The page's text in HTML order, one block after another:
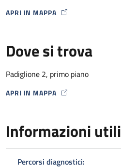
APRI IN MAPPA
MAP ICON
Dove si trova
Padiglione 2, primo piano
APRI IN MAPPA
MAP ICON
Informazioni utili
Percorsi diagnostici: